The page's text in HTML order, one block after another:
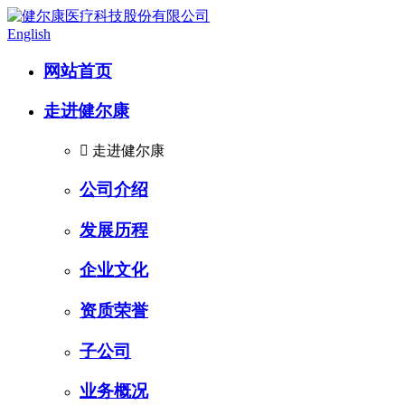
English
网站首页
走进健尔康
 走进健尔康
公司介绍
发展历程
企业文化
资质荣誉
子公司
业务概况